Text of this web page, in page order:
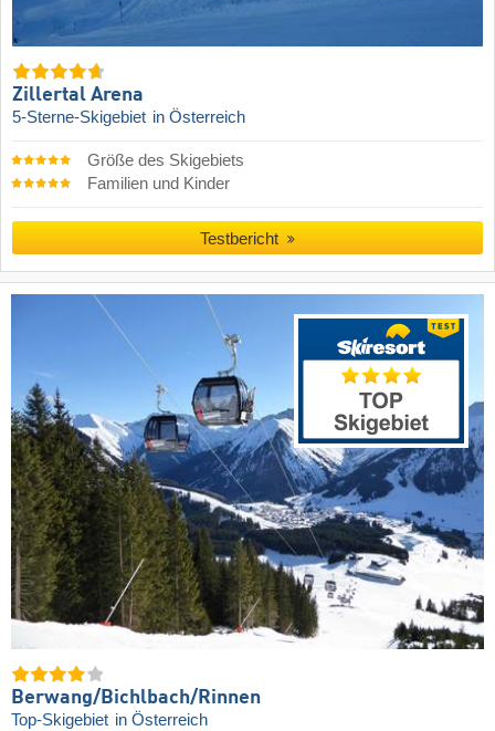
Zillertal Arena
5-Sterne-Skigebiet in Österreich
Größe des Skigebiets
Familien und Kinder
Testbericht
Berwang/​Bichlbach/​Rinnen
Top-Skigebiet in Österreich